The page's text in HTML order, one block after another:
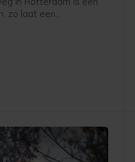
zo laat een